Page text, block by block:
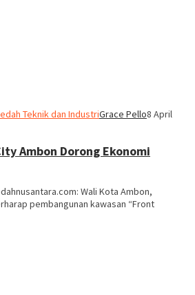
Teknik dan IndustriGrace Pello8 April
Ambon Dorong Ekonomi
Wali Kota Ambon,
pembangunan kawasan “Front